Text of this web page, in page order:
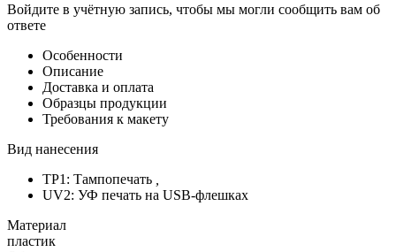
Войдите в учётную запись, чтобы мы могли сообщить вам об
ответе
Особенности
Описание
Доставка и оплата
Образцы продукции
Требования к макету
Вид нанесения
TP1: Тампопечать
UV2: УФ печать на USB-флешках
Материал
пластик